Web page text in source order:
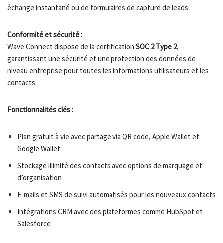
échange instantané ou de formulaires de capture de leads.
Conformité et sécurité :
Wave Connect dispose de la certification SOC 2 Type 2,
garantissant une sécurité et une protection des données de
niveau entreprise pour toutes les informations utilisateurs et les
contacts.
Fonctionnalités clés :
Plan gratuit à vie avec partage via QR code, Apple Wallet et
Google Wallet
Stockage illimité des contacts avec options de marquage et
d’organisation
E-mails et SMS de suivi automatisés pour les nouveaux contacts
Intégrations CRM avec des plateformes comme HubSpot et
Salesforce